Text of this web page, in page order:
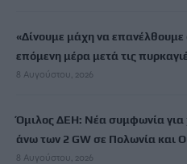
«Δίνουμε μάχη να επανέλθουμε
επόμενη μέρα μετά τις
8 Αυγούστου, 2026
Όμιλος ΔΕΗ: Νέα συμφωνία
άνω των 2 GW σε Πολωνία και
8 Αυγούστου, 2026